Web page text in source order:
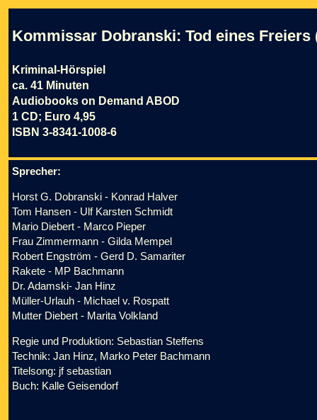
Kommissar Dobranski: Tod eines Freiers
Kriminal-Hörspiel
ca. 41 Minuten
Audiobooks on Demand ABOD
1 CD; Euro 4,95
ISBN 3-8341-1008-6
Sprecher:
Horst G. Dobranski - Konrad Halver
Tom Hansen - Ulf Karsten Schmidt
Mario Diebert - Marco Pieper
Frau Zimmermann - Gilda Mempel
Robert Engström - Gerd D. Samariter
Rakete - MP Bachmann
Dr. Adamski- Jan Hinz
Müller-Urlauh - Michael v. Rospatt
Mutter Diebert - Marita Volkland
Regie und Produktion: Sebastian Steffens
Technik: Jan Hinz, Marko Peter Bachmann
Titelsong: jf sebastian
Buch: Kalle Geisendorf